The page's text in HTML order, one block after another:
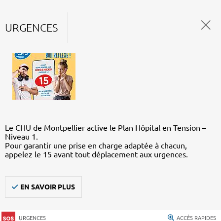
URGENCES
Le CHU de Montpellier active le Plan Hôpital en Tension –
Niveau 1.
Pour garantir une prise en charge adaptée à chacun,
appelez le 15 avant tout déplacement aux urgences.
EN SAVOIR PLUS
URGENCES ACCÈS RAPIDES